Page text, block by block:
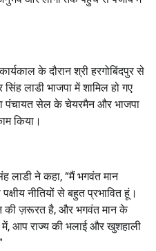
के दौरान श्री हरगोबिंदपुर से
लाडी भाजपा में शामिल हो गए
पंचायत सेल के चेयरमैन और भाजपा
किया।
लाडी ने कहा, “मैं भगवंत मान
नीतियों से बहुत प्रभावित हूं।
की ज़रूरत है, और भगवंत मान के
में, आप राज्य की भलाई और खुशहाली